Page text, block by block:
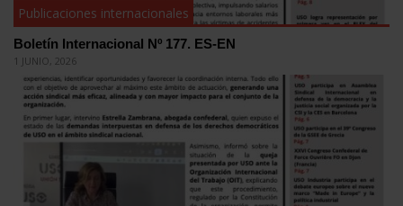
Publicaciones internacionales
Boletín Internacional Nº 177. ES-EN
1 JUNIO, 2026